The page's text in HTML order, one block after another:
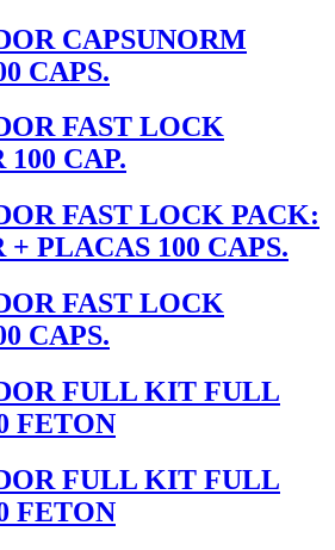
CAPSUNORM
CAPS.
FAST LOCK
CAP.
FAST LOCK PACK:
PLACAS 100 CAPS.
FAST LOCK
CAPS.
FULL KIT FULL
FETON
FULL KIT FULL
FETON